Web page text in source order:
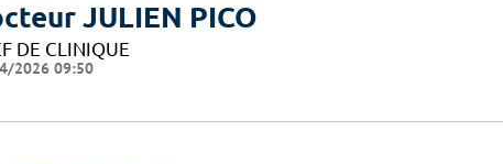
JULIEN PICO
DE CLINIQUE
2026 09:50